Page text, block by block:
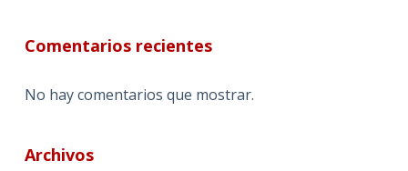
Comentarios recientes
No hay comentarios que mostrar.
Archivos